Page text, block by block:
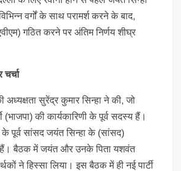
वर्गों के साथ परामर्श करने के बाद,
गठित करने पर अंतिम निर्णय शीघ्र
अध्यक्षता सुरेंद्र कुमार सिन्हा ने की, जो
(भाजपा) की कार्यकारिणी के पूर्व सदस्य हैं।
के पूर्व सांसद जयंत सिन्हा के (सांसद)
हैं। बैठक में जयंत और उनके पिता यशवंत
ने हिस्सा लिया। इस बैठक में ही नई पार्टी